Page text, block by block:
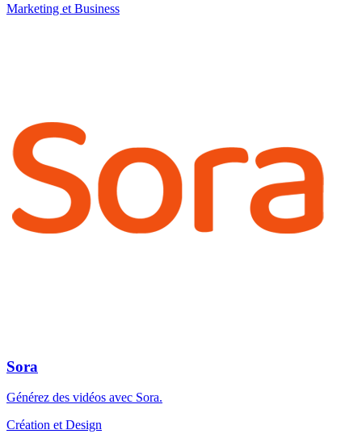
Marketing et Business
Sora
Générez des vidéos avec Sora.
Création et Design